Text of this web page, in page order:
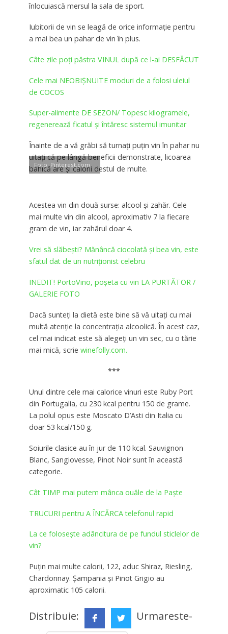
înlocuiască mersul la sala de sport.
Iubitorii de vin se leagă de orice informaţie pentru
a mai bea un pahar de vin în plus.
Câte zile poţi păstra VINUL după ce l-ai DESFĂCUT
Cele mai NEOBIȘNUITE moduri de a folosi uleiul
de COCOS
Super-alimente DE SEZON/ Topesc kilogramele,
regenerează ficatul și întăresc sistemul imunitar
Înainte de a vă grăbi să turnaţi puţin vin în pahar nu
uitaţi că pe lângă beneficii demonstrate, licoarea
bahică are şi calorii destul de multe.
Foto: Pinterest.com
Acestea vin din două surse: alcool şi zahăr. Cele
mai multe vin din alcool, aproximativ 7 la fiecare
gram de vin, iar zahărul doar 4.
Vrei să slăbeşti? Mănâncă ciocolată și bea vin, este
sfatul dat de un nutriţionist celebru
INEDIT! PortoVino, poșeta cu vin LA PURTĂTOR /
GALERIE FOTO
Dacă sunteţi la dietă este bine să vă uitaţi cu mai
multă atenţie la concentraţia alcoolică. În acest caz,
cel mai indicat este să alegeţi un vin sec, cu o tărie
mai mică, scrie winefolly.com.
***
Unul dintre cele mai calorice vinuri este Ruby Port
din Portugalia, cu 230 kcal pentru 150 de grame.
La polul opus este Moscato D’Asti din Italia cu
doar 53 kcal/150 g.
Soiurile clasice au în jur de 110 kcal. Sauvignon
Blanc, Sangiovesse, Pinot Noir sunt în această
categorie.
Cât TIMP mai putem mânca ouăle de la Paște
TRUCURI pentru A ÎNCĂRCA telefonul rapid
La ce folosește adâncitura de pe fundul sticlelor de
vin?
Puţin mai multe calorii, 122, aduc Shiraz, Riesling,
Chardonnay. Şampania şi Pinot Grigio au
aproximatic 105 calorii.
Distribuie:
Urmareste-